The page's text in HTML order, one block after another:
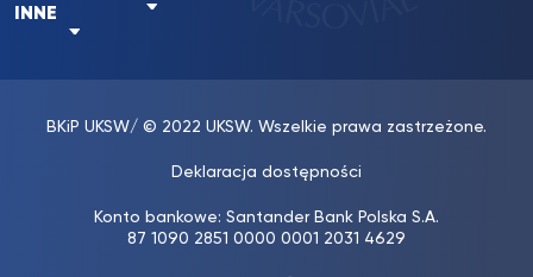
INNE
BKiP UKSW/ © 2022 UKSW. Wszelkie prawa zastrzeżone.
Deklaracja dostępności
Konto bankowe: Santander Bank Polska S.A.
87 1090 2851 0000 0001 2031 4629